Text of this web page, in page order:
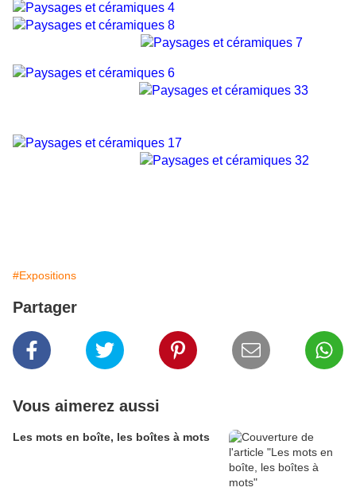
#Expositions
Partager
Vous aimerez aussi
Les mots en boîte, les boîtes à mots